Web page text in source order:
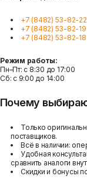
+7 (8482) 53-82-22
+7 (8482) 53-82-19
+7 (8482) 53-82-18
Режим работы:
Пн–Пт: с 8:30 до 17:00
Сб: с 9:00 до 14:00
Почему
Только
поставщиков.
Всё в наличии:
Удобная
сравнить аналоги
Скидки и бонусы